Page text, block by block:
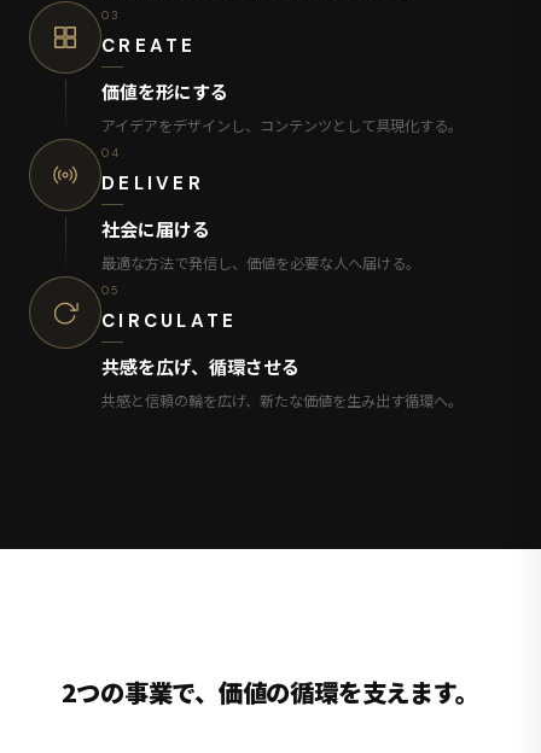
03
CREATE
価値を形にする
アイデアをデザインし、コンテンツとして具現化する。
04
DELIVER
社会に届ける
最適な方法で発信し、価値を必要な人へ届ける。
05
CIRCULATE
共感を広げ、循環させる
共感と信頼の輪を広げ、新たな価値を生み出す循環へ。
2つの事業で、価値の循環を支えます。